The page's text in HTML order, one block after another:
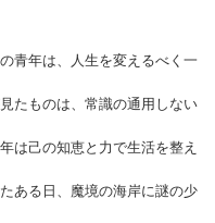
青年は、人生を変えるべく一
たものは、常識の通用しない
は己の知恵と力で生活を整え
ある日、魔境の海岸に謎の少